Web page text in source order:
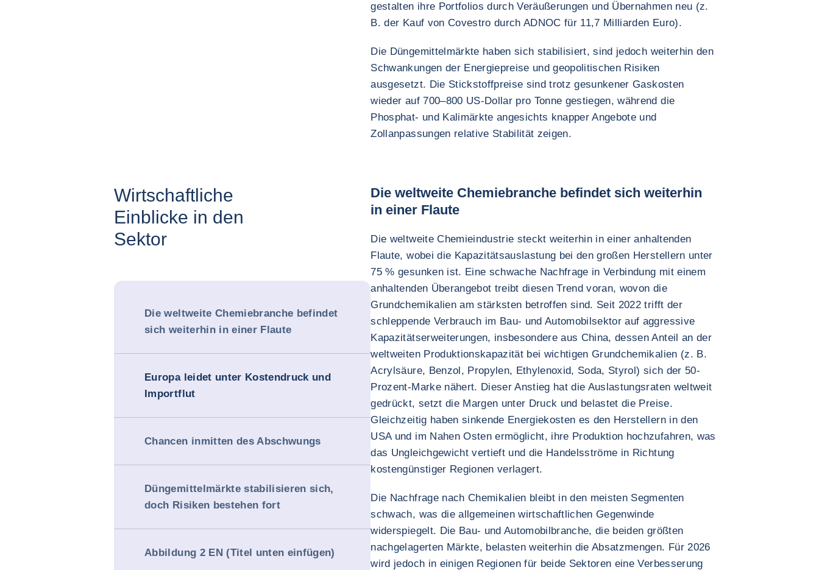
gestalten ihre Portfolios durch Veräußerungen und Übernahmen neu (z.
B. der Kauf von Covestro durch ADNOC für 11,7 Milliarden Euro).
Die Düngemittelmärkte haben sich stabilisiert, sind jedoch weiterhin den
Schwankungen der Energiepreise und geopolitischen Risiken
ausgesetzt. Die Stickstoffpreise sind trotz gesunkener Gaskosten
wieder auf 700–800 US-Dollar pro Tonne gestiegen, während die
Phosphat- und Kalimärkte angesichts knapper Angebote und
Zollanpassungen relative Stabilität zeigen.
Wirtschaftliche
Einblicke in den
Sektor
Die weltweite Chemiebranche befindet
sich weiterhin in einer Flaute
Europa leidet unter Kostendruck und
Importflut
Chancen inmitten des Abschwungs
Düngemittelmärkte stabilisieren sich,
doch Risiken bestehen fort
Abbildung 2 EN (Titel unten einfügen)
Die weltweite Chemiebranche befindet sich weiterhin
in einer Flaute
Die weltweite Chemieindustrie steckt weiterhin in einer anhaltenden
Flaute, wobei die Kapazitätsauslastung bei den großen Herstellern unter
75 % gesunken ist. Eine schwache Nachfrage in Verbindung mit einem
anhaltenden Überangebot treibt diesen Trend voran, wovon die
Grundchemikalien am stärksten betroffen sind. Seit 2022 trifft der
schleppende Verbrauch im Bau- und Automobilsektor auf aggressive
Kapazitätserweiterungen, insbesondere aus China, dessen Anteil an der
weltweiten Produktionskapazität bei wichtigen Grundchemikalien (z. B.
Acrylsäure, Benzol, Propylen, Ethylenoxid, Soda, Styrol) sich der 50-
Prozent-Marke nähert. Dieser Anstieg hat die Auslastungsraten weltweit
gedrückt, setzt die Margen unter Druck und belastet die Preise.
Gleichzeitig haben sinkende Energiekosten es den Herstellern in den
USA und im Nahen Osten ermöglicht, ihre Produktion hochzufahren, was
das Ungleichgewicht vertieft und die Handelsströme in Richtung
kostengünstiger Regionen verlagert.
Die Nachfrage nach Chemikalien bleibt in den meisten Segmenten
schwach, was die allgemeinen wirtschaftlichen Gegenwinde
widerspiegelt. Die Bau- und Automobilbranche, die beiden größten
nachgelagerten Märkte, belasten weiterhin die Absatzmengen. Für 2026
wird jedoch in einigen Regionen für beide Sektoren eine Verbesserung